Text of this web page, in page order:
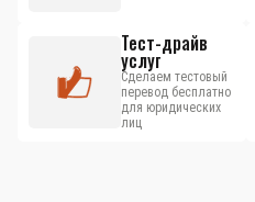
Тест-драйв
услуг
Сделаем тестовый
перевод бесплатно
для юридических
лиц